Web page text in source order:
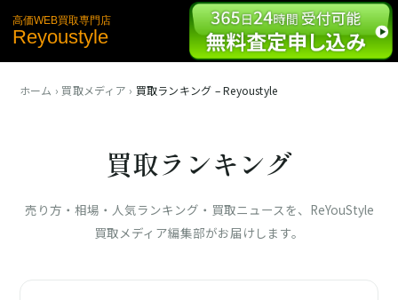
高価WEB買取専門店
Reyoustyle
ホーム › 買取メディア › 買取ランキング – Reyoustyle
買取ランキング
売り方・相場・人気ランキング・買取ニュースを、ReYouStyle
買取メディア編集部がお届けします。